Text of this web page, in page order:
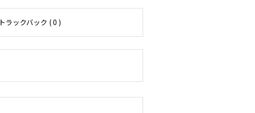
トラックバック ( 0 )